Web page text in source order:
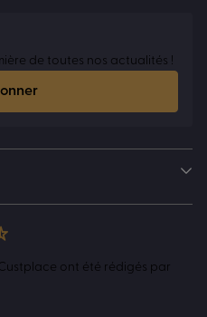
de toutes nos actualités !
ont été rédigés par